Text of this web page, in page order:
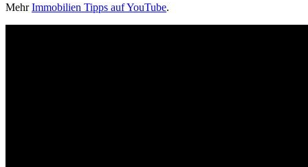
MehrImmobilien Tipps auf YouTube.